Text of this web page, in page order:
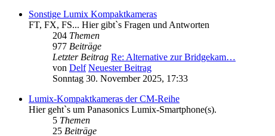
Sonstige Lumix Kompaktkameras
FT, FX, FS... Hier gibt`s Fragen und Antworten
204 Themen
977 Beiträge
Letzter Beitrag Re: Alternative zur Bridgekam…
von Delf Neuester Beitrag
Sonntag 30. November 2025, 17:33
Lumix-Kompaktkameras der CM-Reihe
Hier geht`s um Panasonics Lumix-Smartphone(s).
5 Themen
25 Beiträge